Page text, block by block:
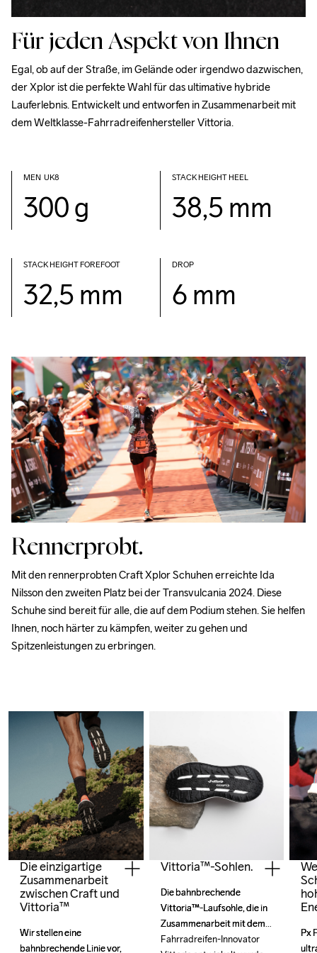
Für jeden Aspekt von Ihnen
Egal, ob auf der Straße, im Gelände oder irgendwo dazwischen,
der Xplor ist die perfekte Wahl für das ultimative hybride
Lauferlebnis. Entwickelt und entworfen in Zusammenarbeit mit
dem Weltklasse-Fahrradreifenhersteller Vittoria.
MEN  UK8
300 g
STACK HEIGHT HEEL
38,5 mm
STACK HEIGHT FOREFOOT
32,5 mm
DROP
6 mm
Rennerprobt.
Mit den rennerprobten Craft Xplor Schuhen erreichte Ida
Nilsson den zweiten Platz bei der Transvulcania 2024. Diese
Schuhe sind bereit für alle, die auf dem Podium stehen. Sie helfen
Ihnen, noch härter zu kämpfen, weiter zu gehen und
Spitzenleistungen zu erbringen.
Die einzigartige
Zusammenarbeit
zwischen Craft und
Vittoria™
Wir stellen eine
bahnbrechende Linie vor,
Wir stellen eine
bahnbrechende Linie vor,
Vittoria™-Sohlen.
Die bahnbrechende
Vittoria™-Laufsohle, die in
Zusammenarbeit mit dem
Fahrradreifen-Innovator
Die bahnbrechende
Vittoria™-Laufsohle, die in
Zusammenarbeit mit dem
Fahrradreifen-Innovator
Px
Px